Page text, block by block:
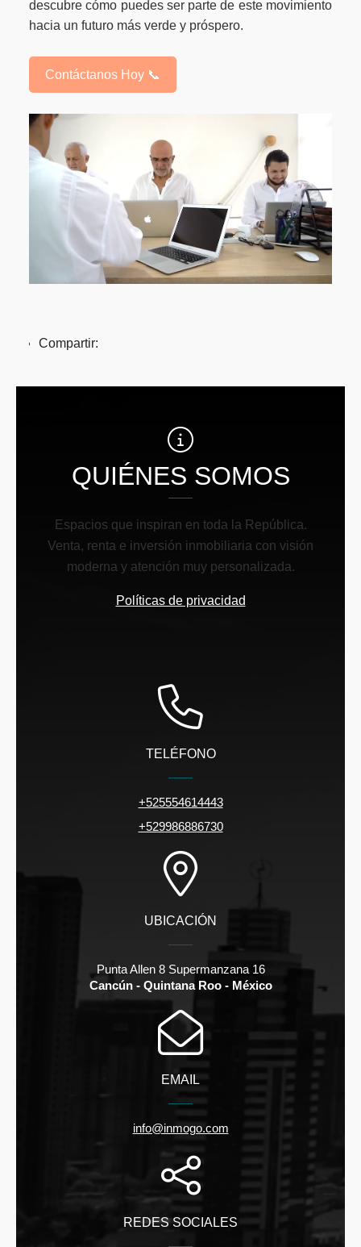
descubre cómo puedes ser parte de este movimiento
hacia un futuro más verde y próspero.
Contáctanos Hoy 📞
Compartir:
QUIÉNES SOMOS
Espacios que inspiran en toda la República.
Venta, renta e inversión inmobiliaria con visión
moderna y atención muy personalizada.
Políticas de privacidad
TELÉFONO
+525554614443
+529986886730
UBICACIÓN
Punta Allen 8 Supermanzana 16
Cancún - Quintana Roo - México
EMAIL
info@inmogo.com
REDES SOCIALES